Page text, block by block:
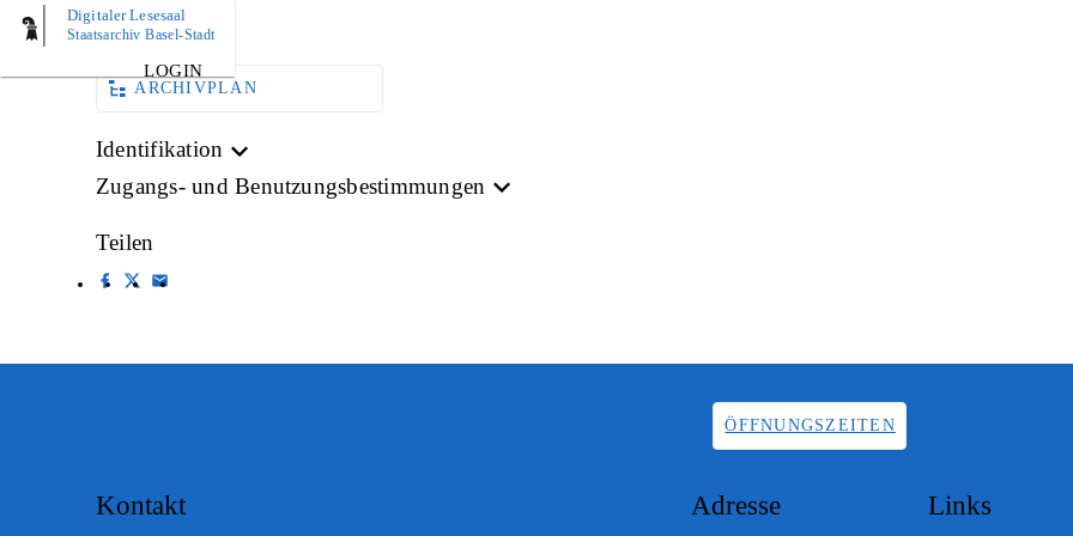
Digitaler Lesesaal
Staatsarchiv Basel-Stadt
LOGIN
AKTE
ARCHIVPLAN
Identifikation
Zugangs- und Benutzungsbestimmungen
Teilen
ÖFFNUNGSZEITEN
Kontakt Adresse Links